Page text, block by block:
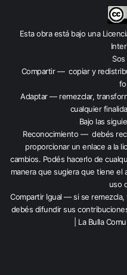
Esta obra está bajo una
Compartir — copiar y
Adaptar — remezclar,
cualquier
Bajo las
Reconocimiento — debés
proporcionar un enlace a la
cambios. Podés hacerlo de
manera que sugiera que tiene el
uso
Compartir Igual — si se
debés difundir sus
| La Bulla